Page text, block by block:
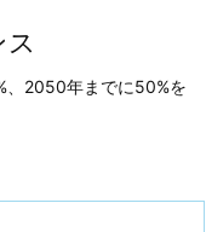
、2050年までに50%を